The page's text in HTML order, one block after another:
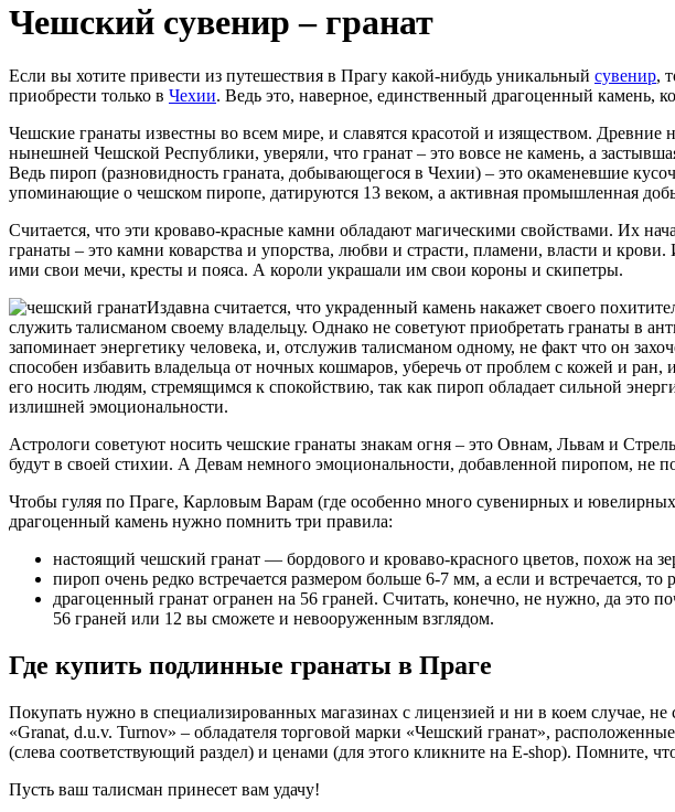
Чешский сувенир – гранат
Если вы хотите привести из путешествия в Прагу какой-нибудь уникальный сувенир,
приобрести только в Чехии. Ведь это, наверное, единственный драгоценный камень,
Чешские гранаты известны во всем мире, и славятся красотой и изяществом.
нынешней Чешской Республики, уверяли, что гранат – это вовсе не камень, а
Ведь пироп (разновидность граната, добывающегося в Чехии) – это окаменевшие
упоминающие о чешском пиропе, датируются 13 веком, а активная промышленная
Считается, что эти кроваво-красные камни обладают магическими свойствами. Их
гранаты – это камни коварства и упорства, любви и страсти, пламени, власти и
ими свои мечи, кресты и пояса. А короли украшали им свои короны и скипетры.
Издавна считается, что украденный камень накажет своего
служить талисманом своему владельцу. Однако не советуют приобретать гранаты в
запоминает энергетику человека, и, отслужив талисманом одному, не факт что он
способен избавить владельца от ночных кошмаров, уберечь от проблем с кожей и ран,
его носить людям, стремящимся к спокойствию, так как пироп обладает сильной
излишней эмоциональности.
Астрологи советуют носить чешские гранаты знакам огня – это Овнам, Львам и
будут в своей стихии. А Девам немного эмоциональности, добавленной пиропом, не
Чтобы гуляя по Праге, Карловым Варам (где особенно много сувенирных и
драгоценный камень нужно помнить три правила:
настоящий чешский гранат — бордового и кроваво-красного цветов, похож на
пироп очень редко встречается размером больше 6-7 мм, а если и встречается, то
драгоценный гранат огранен на 56 граней. Считать, конечно, не нужно, да это
56 граней или 12 вы сможете и невооруженным взглядом.
Где купить подлинные гранаты в Праге
Покупать нужно в специализированных магазинах с лицензией и ни в коем случае,
«Granat, d.u.v. Turnov» – обладателя торговой марки «Чешский гранат»,
(слева соответствующий раздел) и ценами (для этого кликните на E-shop). Помните,
Пусть ваш талисман принесет вам удачу!